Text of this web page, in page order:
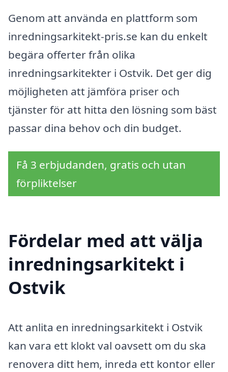
Genom att använda en plattform som
inredningsarkitekt-pris.se kan du enkelt
begära offerter från olika
inredningsarkitekter i Ostvik. Det ger dig
möjligheten att jämföra priser och
tjänster för att hitta den lösning som bäst
passar dina behov och din budget.
Få 3 erbjudanden, gratis och utan
förpliktelser
Fördelar med att välja
inredningsarkitekt i
Ostvik
Att anlita en inredningsarkitekt i Ostvik
kan vara ett klokt val oavsett om du ska
renovera ditt hem, inreda ett kontor eller